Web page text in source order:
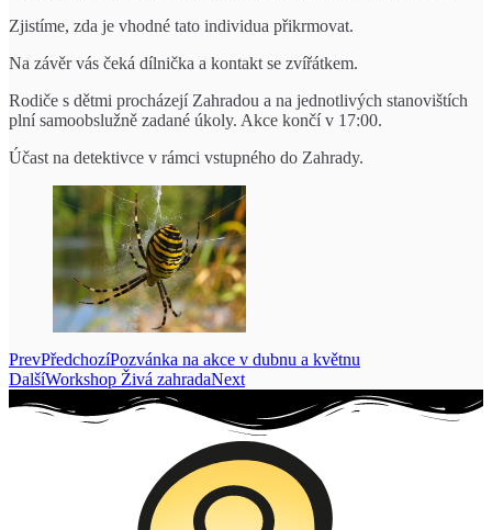
Zjistíme, zda je vhodné tato individua přikrmovat.
Na závěr vás čeká dílnička a kontakt se zvířátkem.
Rodiče s dětmi procházejí Zahradou a na jednotlivých stanovištích
plní samoobslužně zadané úkoly. Akce končí v 17:00.
Účast na detektivce v rámci vstupného do Zahrady.
PrevPředchozíPozvánka na akce v dubnu a květnu
DalšíWorkshop Živá zahradaNext